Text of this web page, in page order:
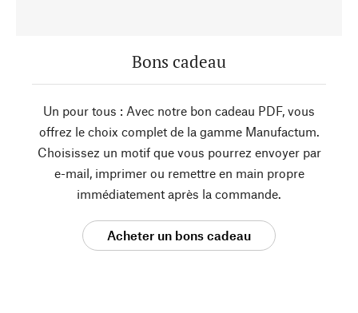
Bons cadeau
Un pour tous : Avec notre bon cadeau PDF, vous
offrez le choix complet de la gamme Manufactum.
Choisissez un motif que vous pourrez envoyer par
e-mail, imprimer ou remettre en main propre
immédiatement après la commande.
Acheter un bons cadeau